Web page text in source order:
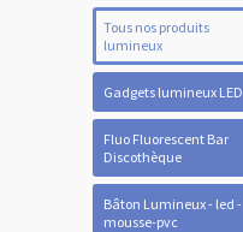
Tous nos produits
lumineux
Gadgets lumineux LED
Fluo Fluorescent Bar
Discothèque
Bâton Lumineux - led -
mousse-pvc